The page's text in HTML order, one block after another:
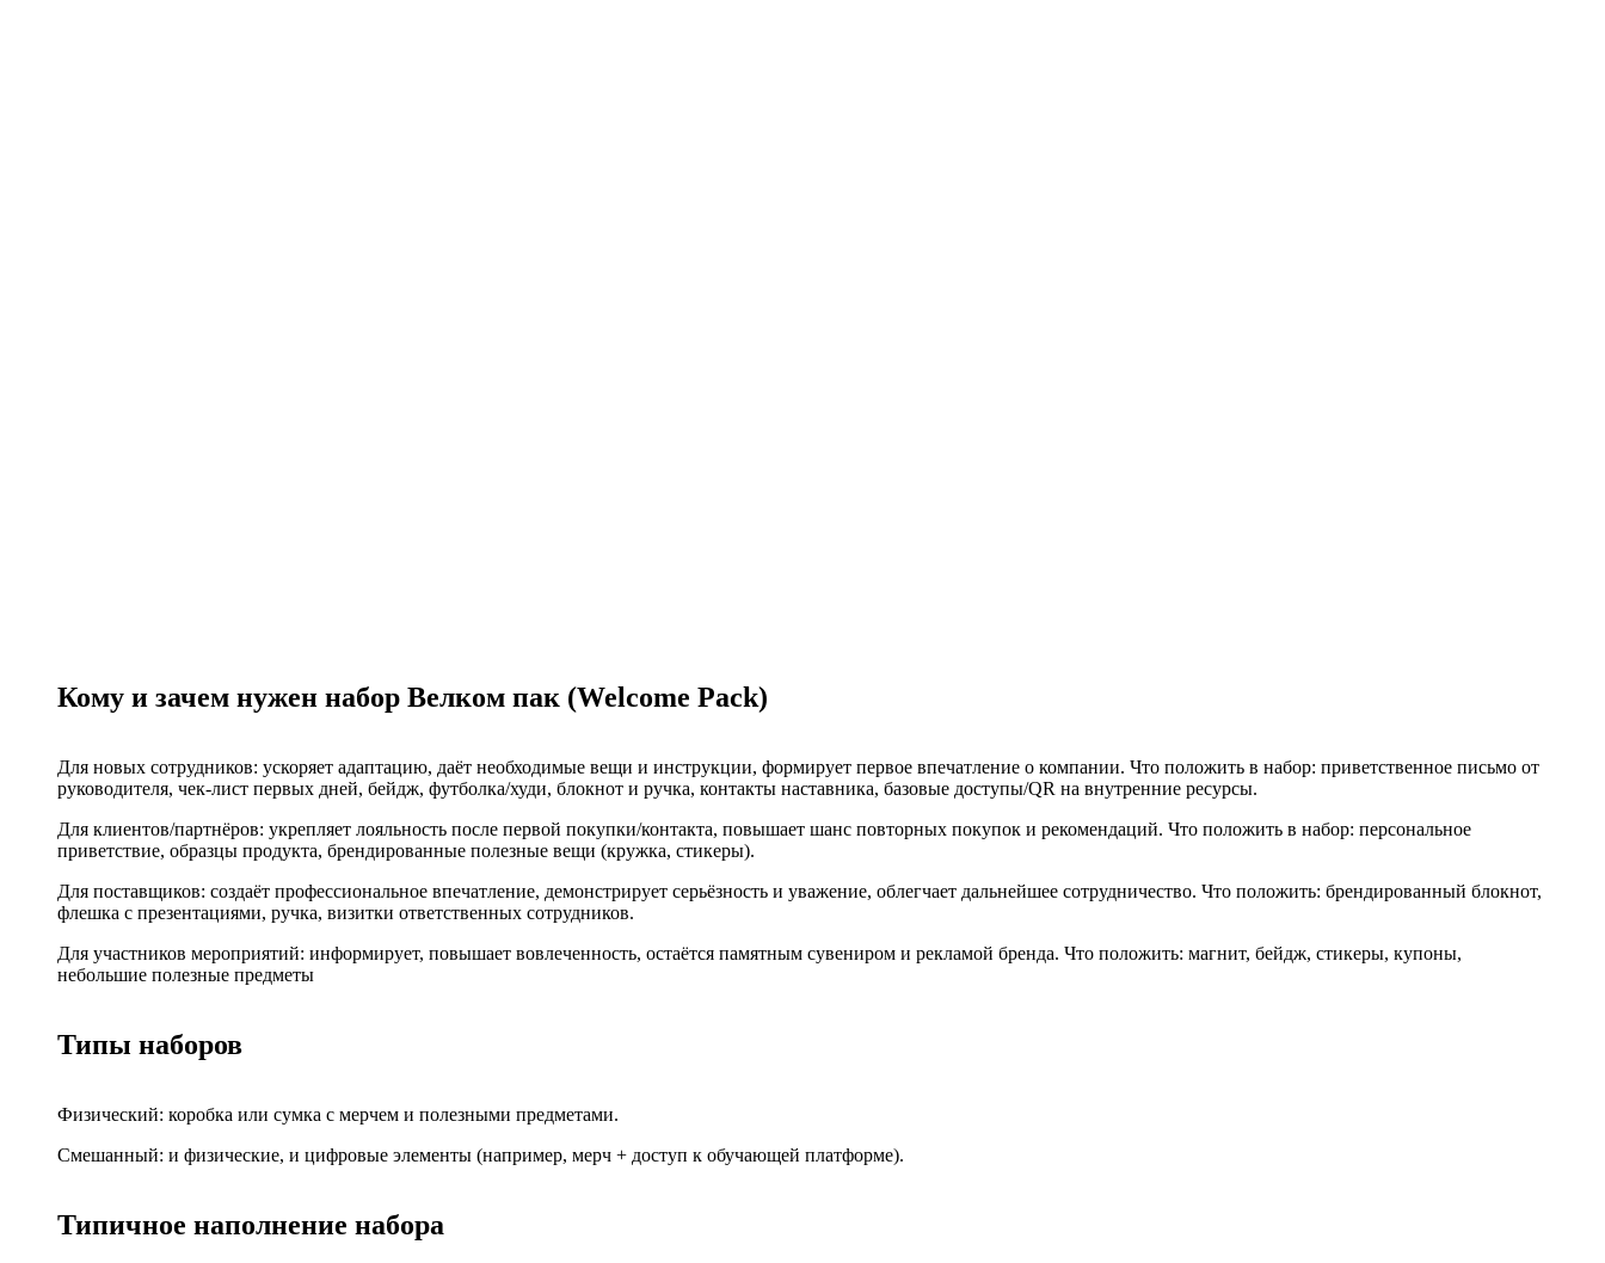
Кому и зачем нужен набор Велком пак (Welcome Pack)
Для новых сотрудников: ускоряет адаптацию, даёт необходимые вещи и инструкции, формирует первое впечатление о компании. Что положить в набор: приветственное письмо от
руководителя, чек‑лист первых дней, бейдж, футболка/худи, блокнот и ручка, контакты наставника, базовые доступы/QR на внутренние ресурсы.
Для клиентов/партнёров: укрепляет лояльность после первой покупки/контакта, повышает шанс повторных покупок и рекомендаций. Что положить в набор: персональное
приветствие, образцы продукта, брендированные полезные вещи (кружка, стикеры).
Для поставщиков: создаёт профессиональное впечатление, демонстрирует серьёзность и уважение, облегчает дальнейшее сотрудничество. Что положить: брендированный блокнот,
флешка с презентациями, ручка, визитки ответственных сотрудников.
Для участников мероприятий: информирует, повышает вовлеченность, остаётся памятным сувениром и рекламой бренда. Что положить: магнит, бейдж, стикеры, купоны,
небольшие полезные предметы
Типы наборов
Физический: коробка или сумка с мерчем и полезными предметами.
Смешанный: и физические, и цифровые элементы (например, мерч + доступ к обучающей платформе).
Типичное наполнение набора